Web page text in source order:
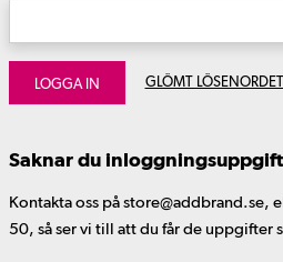
LOGGA IN GLÖMT
Saknar du
Kontakta oss på store@addbrand.se,
50, så ser vi till att du får de uppgifter